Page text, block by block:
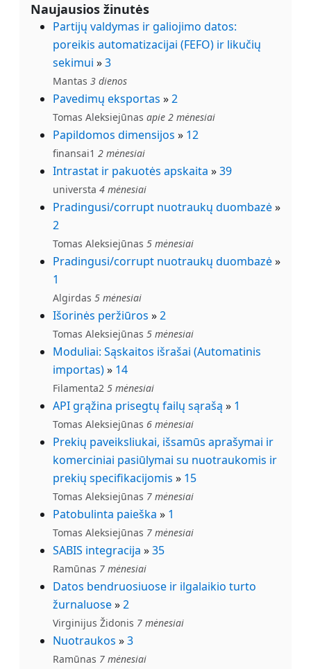
Naujausios žinutės
Partijų valdymas ir galiojimo datos:
poreikis automatizacijai (FEFO) ir likučių
sekimui »3
Mantas 3 dienos
Pavedimų eksportas »2
Tomas Aleksiejūnas apie 2 mėnesiai
Papildomos dimensijos » 12
finansai1 2 mėnesiai
Intrastat ir pakuotės apskaita »39
universta 4 mėnesiai
Pradingusi/corrupt nuotraukų duombazė»
2
Tomas Aleksiejūnas 5 mėnesiai
Pradingusi/corrupt nuotraukų duombazė»
1
Algirdas 5 mėnesiai
Išorinės peržiūros »2
Tomas Aleksiejūnas 5 mėnesiai
Moduliai: Sąskaitos išrašai (Automatinis
importas)» 14
Filamenta2 5 mėnesiai
API grąžina prisegtų failų sąrašą » 1
Tomas Aleksiejūnas 6 mėnesiai
Prekių paveiksliukai, išsamūs aprašymai ir
komerciniai pasiūlymai su nuotraukomis ir
prekių specifikacijomis » 15
Tomas Aleksiejūnas 7 mėnesiai
Patobulinta paieška » 1
Tomas Aleksiejūnas 7 mėnesiai
SABIS integracija »35
Ramūnas 7 mėnesiai
Datos bendruosiuose ir ilgalaikio turto
žurnaluose»2
Virginijus Židonis 7 mėnesiai
Nuotraukos »3
Ramūnas 7 mėnesiai